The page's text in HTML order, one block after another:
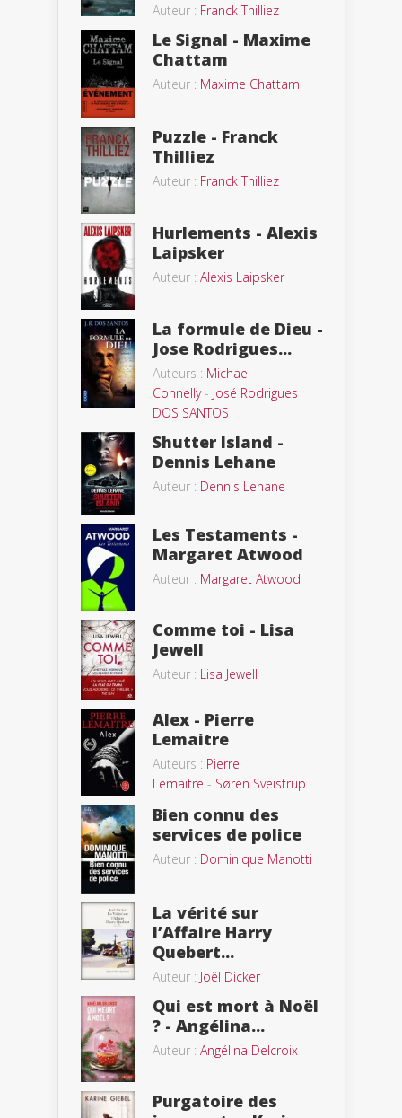
Auteur : Franck Thilliez
Le Signal - Maxime
Chattam
Auteur : Maxime Chattam
Puzzle - Franck
Thilliez
Auteur : Franck Thilliez
Hurlements - Alexis
Laipsker
Auteur : Alexis Laipsker
La formule de Dieu -
Jose Rodrigues...
Auteurs : Michael
Connelly- José Rodrigues
DOS SANTOS
Shutter Island -
Dennis Lehane
Auteur : Dennis Lehane
Les Testaments -
Margaret Atwood
Auteur : Margaret Atwood
Comme toi - Lisa
Jewell
Auteur : Lisa Jewell
Alex - Pierre
Lemaitre
Auteurs : Pierre
Lemaitre - Søren Sveistrup
Bien connu des
services de police
Auteur : Dominique Manotti
La vérité sur
l’Affaire Harry
Quebert...
Auteur : Joël Dicker
Qui est mort à Noël
? - Angélina...
Auteur : Angélina Delcroix
Purgatoire des